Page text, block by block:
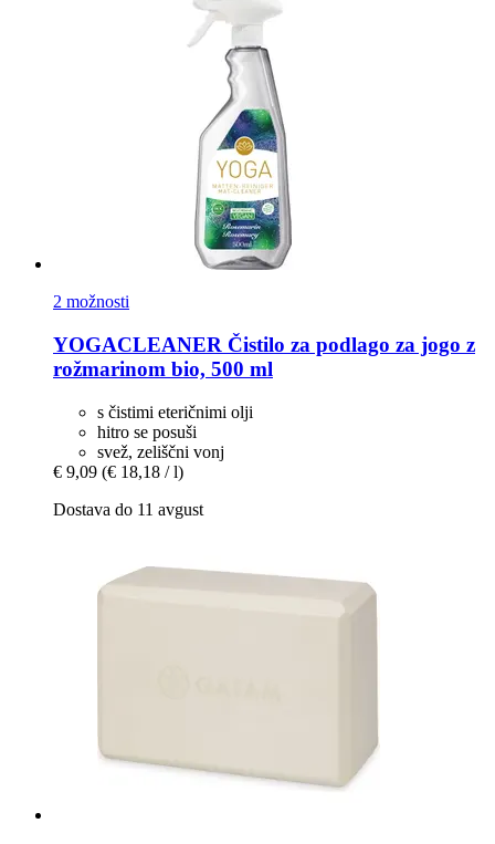
2 možnosti
YOGACLEANER Čistilo za podlago za jogo z
rožmarinom bio, 500 ml
s čistimi eteričnimi olji
hitro se posuši
svež, zeliščni vonj
€ 9,09 (€ 18,18 / l)
Dostava do 11 avgust